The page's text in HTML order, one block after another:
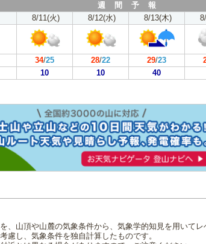
週 間 予 報
8/11(火) 8/12(水) 8/13(木)
34/25 28/22 29/23
10 10 40
、山頂や山麓の気象条件から、気象学的知見を用いて
慮し、気象条件を独自計算したものです。